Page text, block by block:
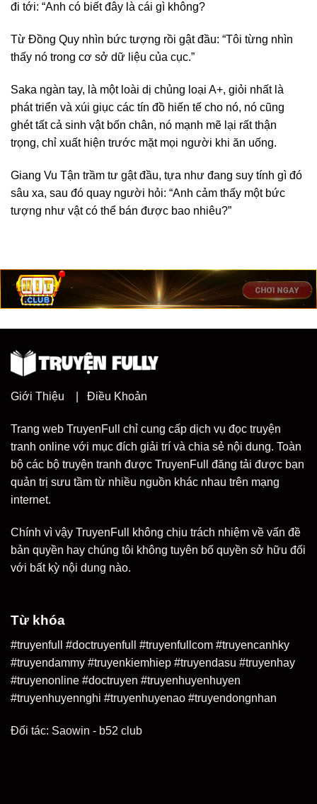
đi tới: “Anh có biết đây là cái gì không?
Từ Đồng Quy nhìn bức tượng rồi gật đầu: “Tôi từng nhìn
thấy nó trong cơ sở dữ liệu của cục.”
Saka ngàn tay, là một loài dị chủng loại A+, giỏi nhất là
phát triển và xúi giục các tín đồ hiến tế cho nó, nó cũng
ghét tất cả sinh vật bốn chân, nó mạnh mẽ lại rất thận
trọng, chỉ xuất hiện trước mặt mọi người khi ăn uống.
Giang Vu Tận trầm tư gật đầu, tựa như đang suy tính gì đó
sâu xa, sau đó quay người hỏi: “Anh cảm thấy một bức
tượng như vật có thể bán được bao nhiêu?”
Giới Thiệu Điều Khoản
Trang web TruyenFull chỉ cung cấp dịch vụ đọc truyện
tranh online với mục đích giải trí và chia sẻ nội dung. Toàn
bộ các bộ truyện tranh được TruyenFull đăng tải được bạn
quản trị sưu tầm từ nhiều nguồn khác nhau trên mạng
internet.
Chính vì vậy TruyenFull không chịu trách nhiệm về vấn đề
bản quyền hay chúng tôi không tuyên bố quyền sở hữu đối
với bất kỳ nội dung nào.
Từ khóa
#truyenfull #doctruyenfull #truyenfullcom #truyencanhky
#truyendammy #truyenkiemhiep #truyendasu #truyenhay
#truyenonline #doctruyen #truyenhuyenhuyen
#truyenhuyennghi #truyenhuyenao #truyendongnhan
Đối tác: Saowin - b52 club